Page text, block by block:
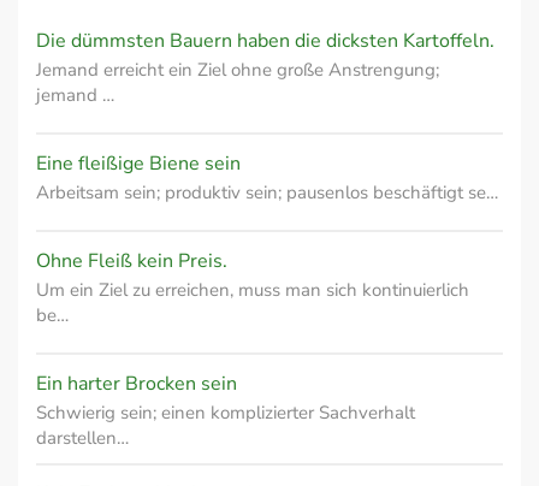
Die dümmsten Bauern haben die dicksten Kartoffeln.
Jemand erreicht ein Ziel ohne große Anstrengung;
jemand …
Eine fleißige Biene sein
Arbeitsam sein; produktiv sein; pausenlos beschäftigt se…
Ohne Fleiß kein Preis.
Um ein Ziel zu erreichen, muss man sich kontinuierlich
be…
Ein harter Brocken sein
Schwierig sein; einen komplizierter Sachverhalt
darstellen…